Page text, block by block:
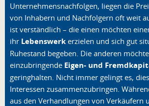
Unternehmensnachfolgen, liegen die
von Inhabern und Nachfolgern oft weit
ist verständlich – die einen möchten
ihr Lebenswerk erzielen und sich gut
Ruhestand begeben. Die anderen
einzubringende Eigen- und
geringhalten. Nicht immer gelingt es,
Interessen zusammenzubringen.
aus den Verhandlungen von Verkäufern